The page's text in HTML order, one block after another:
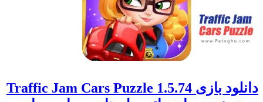
دانلود بازی Traffic Jam Cars Puzzle 1.5.74